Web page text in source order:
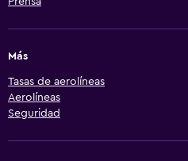
Más
Tasas de aerolíneas
Aerolíneas
Seguridad